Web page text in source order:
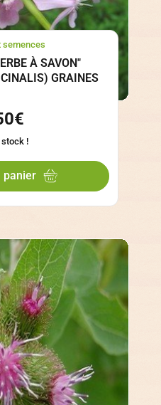
semences
À SAVON"
GRAINES
€
stock !
panier